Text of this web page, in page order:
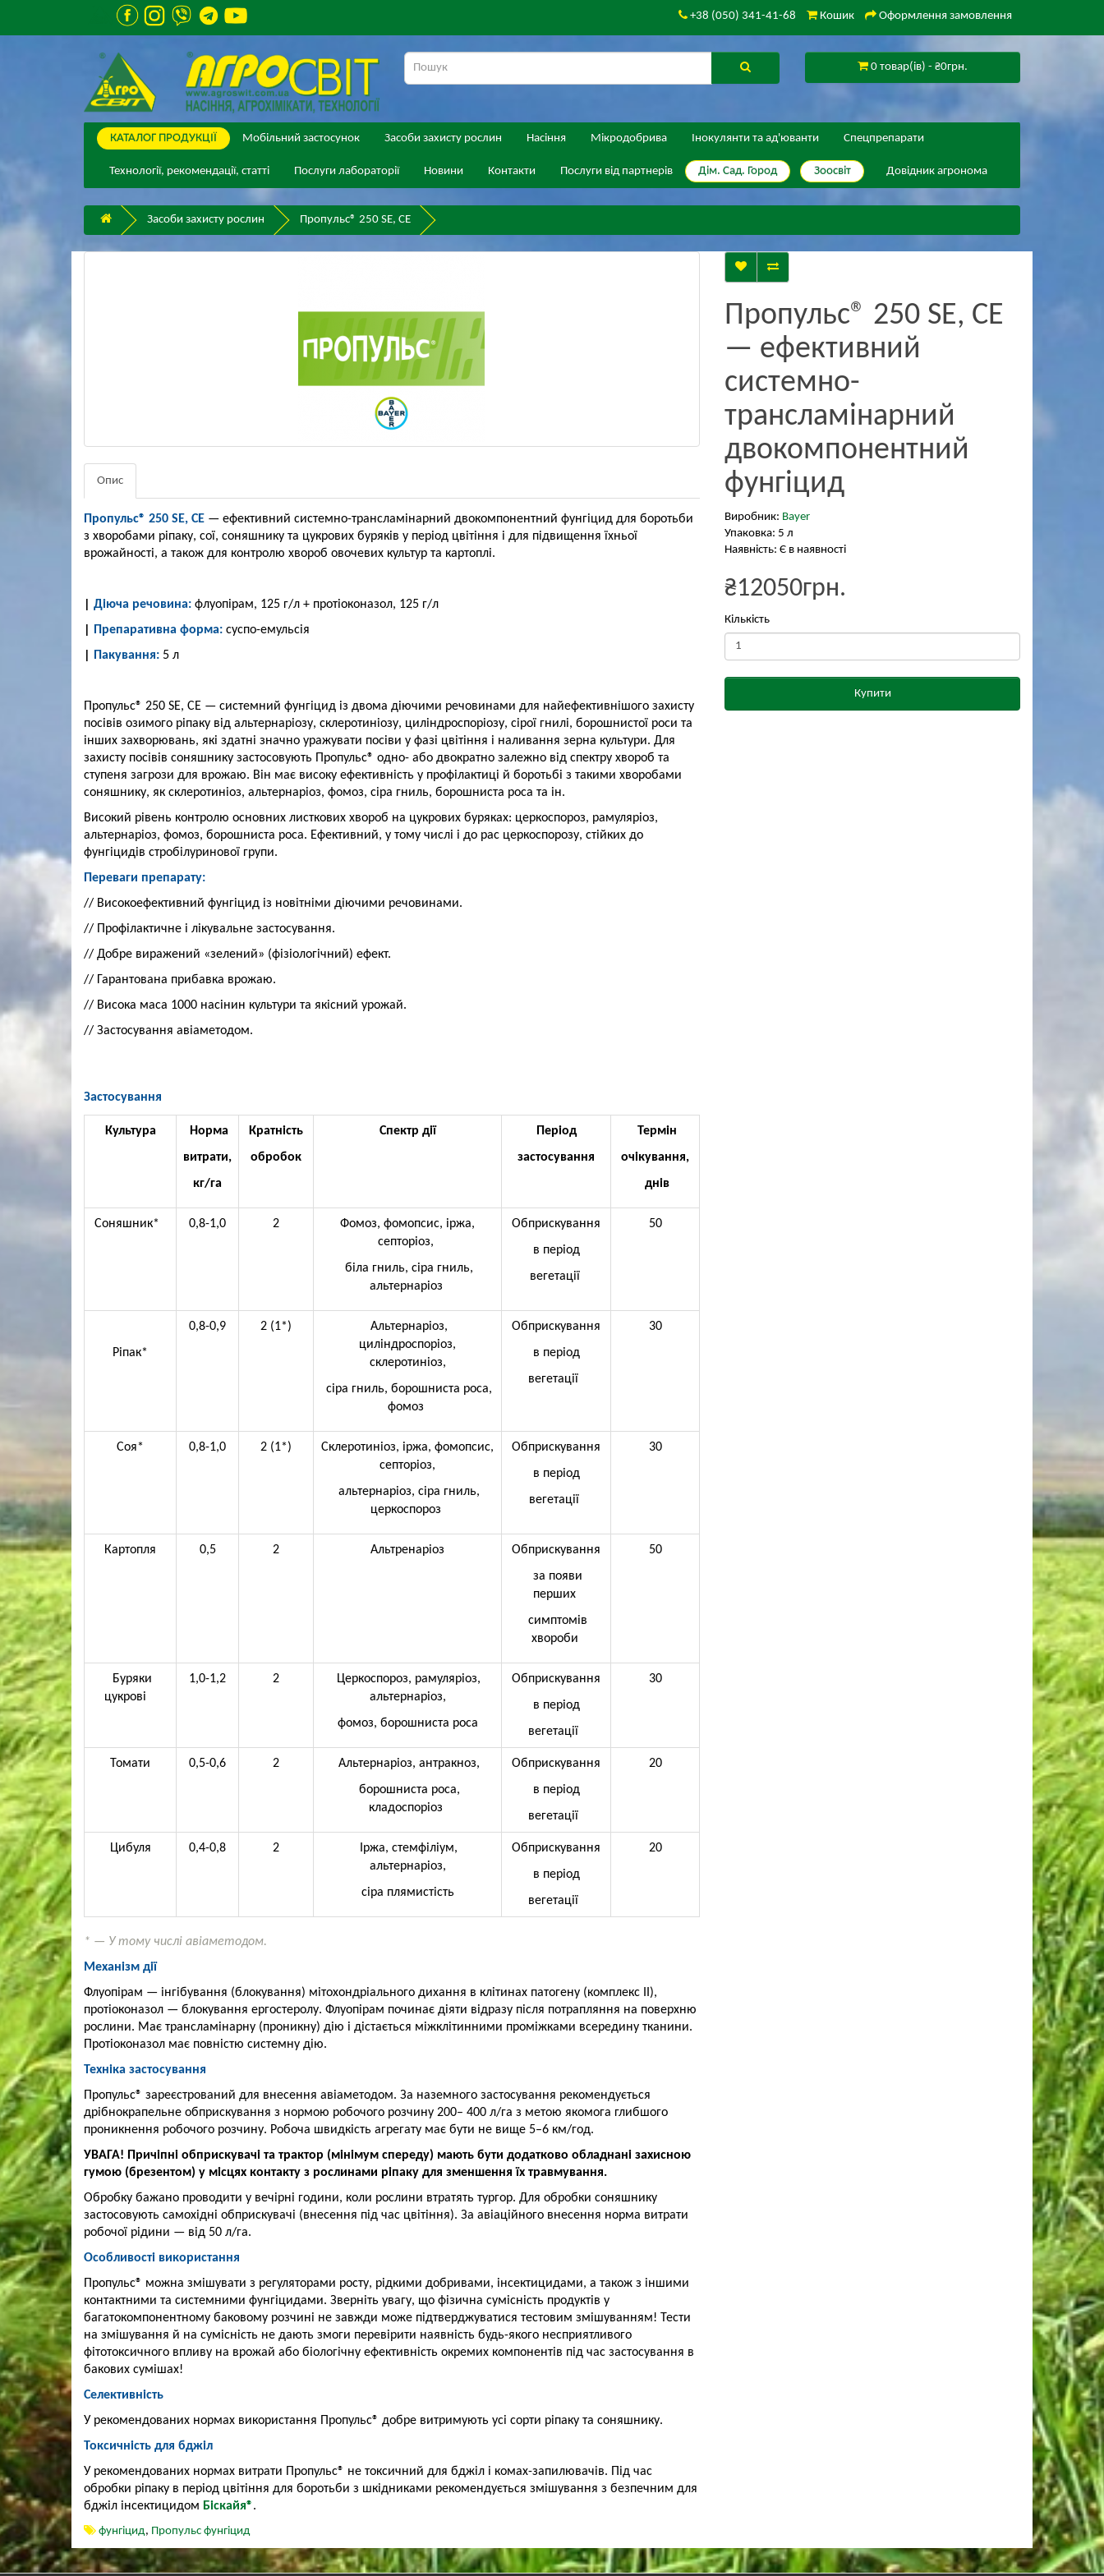
+38 (050) 341-41-68 Кошик Оформлення замовлення
0 товар(ів) - ₴0грн.
КАТАЛОГ ПPОДУКЦІЇ Мобільний застосунок Засоби захисту рослин Насіння Мікродобрива Інокулянти та ад'юванти Спецпрепарати
Технології, рекомендації, статті Послуги лабораторії Новини Контакти Послуги від партнерів Дім. Сад. Город Зоосвіт Довідник агронома
Засоби захисту рослин Пропульс® 250 SE, СЕ
Опис
Пропульс® 250 SE, СЕ — ефективний системно-трансламінарний двокомпонентний фунгіцид для боротьби
з хворобами ріпаку, сої, соняшнику та цукрових буряків у період цвітіння і для підвищення їхньої
врожайності, а також для контролю хвороб овочевих культур та картоплі.
Діюча речовина: флуопірам, 125 г/л + протіоконазол, 125 г/л
Препаративна форма: суспо-емульсія
Пакування: 5 л
Пропульс® 250 SE, СЕ — системний фунгіцид із двома діючими речовинами для найефективнішого захисту
посівів озимого ріпаку від альтернаріозу, склеротиніозу, циліндроспоріозу, сірої гнилі, борошнистої роси та
інших захворювань, які здатні значно уражувати посіви у фазі цвітіння і наливання зерна культури. Для
захисту посівів соняшнику застосовують Пропульс® одно- або двократно залежно від спектру хвороб та
ступеня загрози для врожаю. Він має високу ефективність у профілактиці й боротьбі з такими хворобами
соняшнику, як склеротиніоз, альтернаріоз, фомоз, сіра гниль, борошниста роса та ін.
Високий рівень контролю основних листкових хвороб на цукрових буряках: церкоспороз, рамуляріоз,
альтернаріоз, фомоз, борошниста роса. Ефективний, у тому числі і до рас церкоспорозу, стійких до
фунгіцидів стробілуринової групи.
Переваги препарату:
// Високоефективний фунгіцид із новітніми діючими речовинами.
// Профілактичне і лікувальне застосування.
// Добре виражений «зелений» (фізіологічний) ефект.
// Гарантована прибавка врожаю.
// Висока маса 1000 насінин культури та якісний урожай.
// Застосування авіаметодом.
Застосування
Культура
Норма
витрати,
кг/га
Кратність
обробок
Спектр дії
Період
застосування
Термін
очікування,
днів
Соняшник* 0,8-1,0 2
Фомоз, фомопсис, іржа,
септоріоз,
біла гниль, сіра гниль,
альтернаріоз
Обприскування
в період
вегетації
50
Ріпак*
0,8-0,9 2 (1*)
Альтернаріоз,
циліндроспоріоз,
склеротиніоз,
сіра гниль, борошниста роса,
фомоз
Обприскування
в період
вегетації
30
Соя* 0,8-1,0 2 (1*)
Склеротиніоз, іржа, фомопсис,
септоріоз,
альтернаріоз, сіра гниль,
церкоспороз
Обприскування
в період
вегетації
30
Картопля 0,5 2 Альтренаріоз
Обприскування
за появи
перших
симптомів
хвороби
50
Буряки
цукрові
1,0-1,2 2
Церкоспороз, рамуляріоз,
альтернаріоз,
фомоз, борошниста роса
Обприскування
в період
вегетації
30
Томати 0,5-0,6 2
Альтернаріоз, антракноз,
борошниста роса,
кладоспоріоз
Обприскування
в період
вегетації
20
Цибуля 0,4-0,8 2
Іржа, стемфіліум,
альтернаріоз,
сіра плямистість
Обприскування
в період
вегетації
20
* — У тому числі авіаметодом.
Механізм дії
Флуопірам — інгібування (блокування) мітохондріального дихання в клітинах патогену (комплекс ІІ),
протіоконазол — блокування ергостеролу. Флуопірам починає діяти відразу після потрапляння на поверхню
рослини. Має трансламінарну (проникну) дію і дістається міжклітинними проміжками всередину тканини.
Протіоконазол має повністю системну дію.
Техніка застосування
Пропульс® зареєстрований для внесення авіаметодом. За наземного застосування рекомендується
дрібнокрапельне обприскування з нормою робочого розчину 200– 400 л/га з метою якомога глибшого
проникнення робочого розчину. Робоча швидкість агрегату має бути не вище 5–6 км/год.
УВАГА! Причіпні обприскувачі та трактор (мінімум спереду) мають бути додатково обладнані захисною
гумою (брезентом) у місцях контакту з рослинами ріпаку для зменшення їх травмування.
Обробку бажано проводити у вечірні години, коли рослини втратять тургор. Для обробки соняшнику
застосовують самохідні обприскувачі (внесення під час цвітіння). За авіаційного внесення норма витрати
робочої рідини — від 50 л/га.
Особливості використання
Пропульс® можна змішувати з регуляторами росту, рідкими добривами, інсектицидами, а також з іншими
контактними та системними фунгіцидами. Зверніть увагу, що фізична сумісність продуктів у
багатокомпонентному баковому розчині не завжди може підтверджуватися тестовим змішуванням! Тести
на змішування й на сумісність не дають змоги перевірити наявність будь-якого несприятливого
фітотоксичного впливу на врожай або біологічну ефективність окремих компонентів під час застосування в
бакових сумішах!
Селективність
У рекомендованих нормах використання Пропульс® добре витримують усі сорти ріпаку та соняшнику.
Токсичність для бджіл
У рекомендованих нормах витрати Пропульс® не токсичний для бджіл і комах-запилювачів. Під час
обробки ріпаку в період цвітіння для боротьби з шкідниками рекомендується змішування з безпечним для
бджіл інсектицидом Біскайя®.
Пропульс® 250 SE, СЕ
— ефективний
системно-
трансламінарний
двокомпонентний
фунгіцид
Виробник: Bayer
Упаковка: 5 л
Наявність: Є в наявності
₴12050грн.
Кількість
Купити
фунгіцид, Пропульс фунгіцид